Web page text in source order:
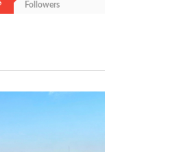
Followers